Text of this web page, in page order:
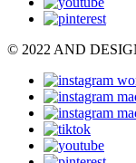
© 2022 AND